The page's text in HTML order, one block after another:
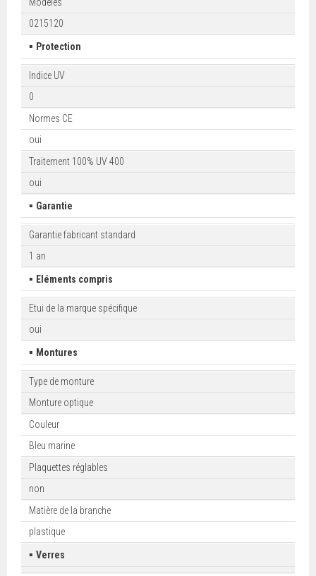
0215120
▪ Protection
Indice UV
0
Normes CE
oui
Traitement 100% UV 400
oui
▪ Garantie
Garantie fabricant standard
1 an
▪ Eléments compris
Etui de la marque spécifique
oui
▪ Montures
Type de monture
Monture optique
Couleur
Bleu marine
Plaquettes réglables
non
Matière de la branche
plastique
▪Verres